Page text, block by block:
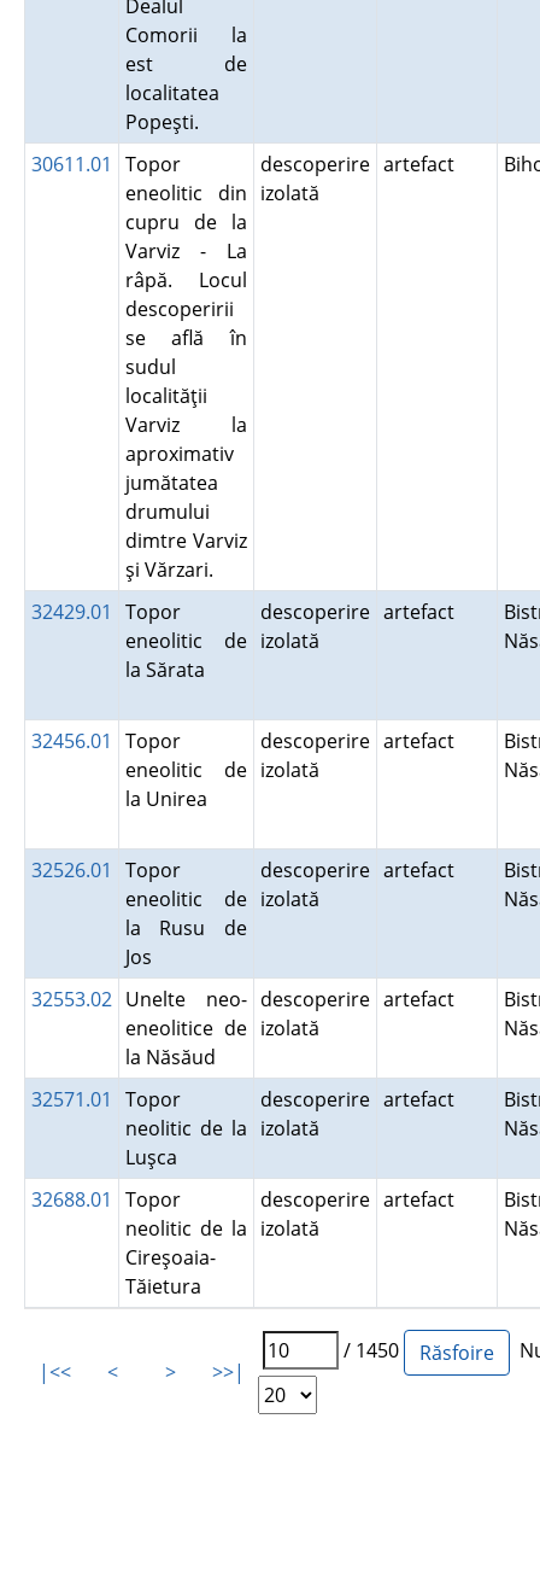
Dealul
Comorii la
est de
localitatea
Popeşti.
30611.01
Topor
eneolitic din
cupru de la
Varviz - La
râpă. Locul
descoperirii
se află în
sudul
localităţii
Varviz la
aproximativ
jumătatea
drumului
dimtre Varviz
şi Vărzari.
descoperire
izolată
artefact
32429.01
Topor
eneolitic de
la Sărata
descoperire
izolată
artefact
32456.01
Topor
eneolitic de
la Unirea
descoperire
izolată
artefact
32526.01
Topor
eneolitic de
la Rusu de
Jos
descoperire
izolată
artefact
32553.02 Unelte neo-
eneolitice de
la Năsăud
descoperire
izolată
artefact
32571.01
Topor
neolitic de la
Luşca
descoperire
izolată
artefact
32688.01
Topor
neolitic de la
Cireşoaia-
Tăietura
descoperire
izolată
artefact
|<< < > >>|
/ 1450